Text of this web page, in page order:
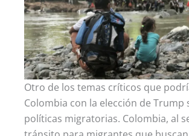
Otro de los temas críticos que
Colombia con la elección de Trump
políticas migratorias. Colombia, al